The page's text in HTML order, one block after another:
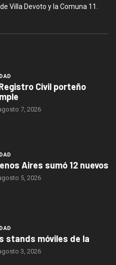
Villa Devoto y la Comuna 11.
Civil porteño
7, 2026
Aires sumó 12 nuevos
5, 2026
stands móviles de la
3, 2026